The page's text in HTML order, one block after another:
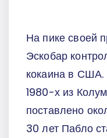
На пике своей
Эскобар
кокаина в США.
1980-х из
поставлено
30 лет Пабло